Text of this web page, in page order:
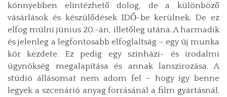
könnyebben elintézhető dolog, de a különböző
vásárlások és készülődések IDŐ-be kerülnek. De ez
elfog múlni június 20.-án, illetőleg utána. A harmadik
és jelenleg a legfontosabb elfoglaltság – egy új munka
kör kezdete. Ez pedig egy színházi- és irodalmi
ügynökség megalapítása és annak lanszirozása. A
stúdió állásomat nem adom fel – hogy így benne
legyek a szcenárió anyag forrásánál a film gyártásnál.